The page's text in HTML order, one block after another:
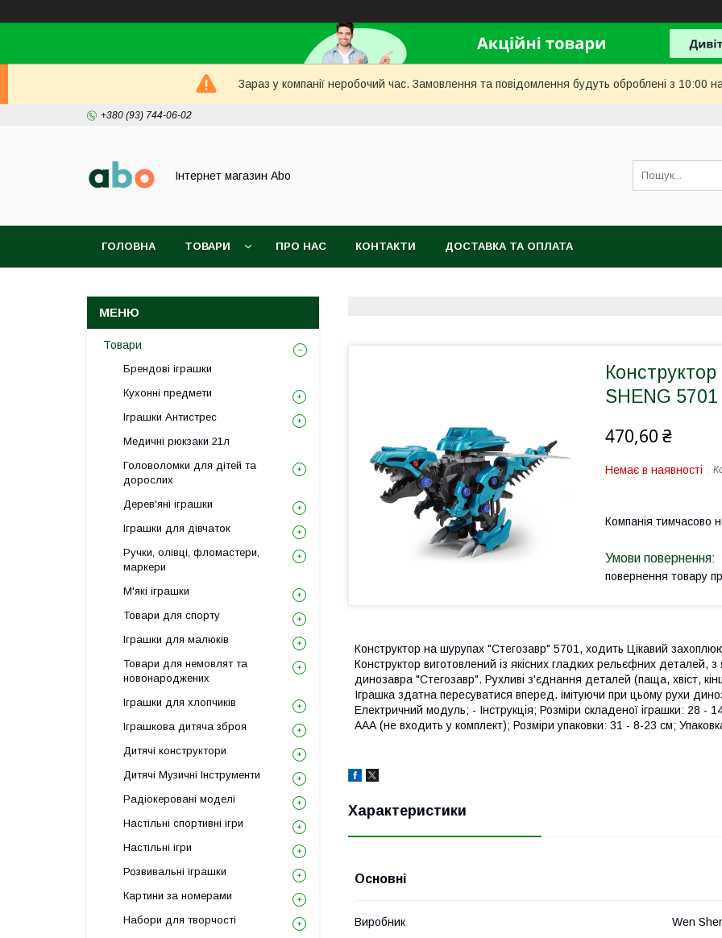
Зараз у компанії неробочий час. Замовлення та повідомлення будуть оброблені з 10:00
+380 (93) 744-06-02
Інтернет магазин Abo
ГОЛОВНА ТОВАРИ ПРО НАС КОНТАКТИ ДОСТАВКА ТА ОПЛАТА
SHENG
470,60 ₴
Немає в наявності
Компанія тимчасово
повернення товару
Конструктор на шурупах "Стегозавр" 5701, ходить Цікавий
Конструктор виготовлений із якісних гладких рельєфних деталей,
динозавра "Стегозавр". Рухливі з'єднання деталей (паща, хвіст,
Іграшка здатна пересуватися вперед. імітуючи при цьому рухи
Електричний модуль; - Інструкція; Розміри складеної іграшки: 28 -
ААА (не входить у комплект); Розміри упаковки: 31 - 8-23 см;
Характеристики
Основні
Виробник Wen
Товари
Брендові іграшки
Кухонні предмети
Іграшки Антистрес
Медичні рюкзаки 21л
Головоломки для дітей та
дорослих
Дерев'яні іграшки
Іграшки для дівчаток
Ручки, олівці, фломастери,
маркери
М'які іграшки
Товари для спорту
Іграшки для малюків
Товари для немовлят та
новонароджених
Іграшки для хлопчиків
Іграшкова дитяча зброя
Дитячі конструктори
Дитячі Музичні Інструменти
Радіокеровані моделі
Настільні спортивні ігри
Настільні ігри
Розвивальні іграшки
Картини за номерами
Набори для творчості